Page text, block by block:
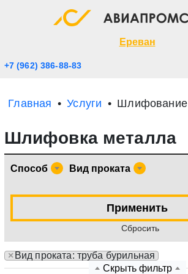
Ереван
+7 (962) 386-88-83
Главная Услуги Шлифование
Шлифовка металла
Способ Вид проката
Применить
Cбросить
× Вид проката: труба бурильная
Скрыть фильтр
Экспресс заявка
* - обязательные поля для заполнения
Прикрепить файл (до 20 mb)
Отправить заявку